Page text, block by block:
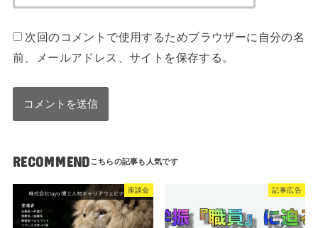
次回のコメントで使用するためブラウザーに自分の名
前、メールアドレス、サイトを保存する。
RECOMMEND
座談会 記事広告